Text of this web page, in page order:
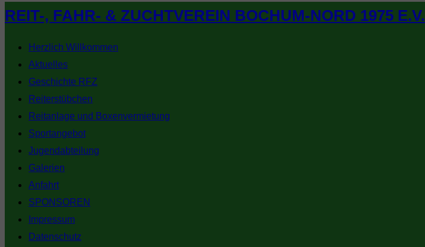
Zum
Inhalt
springen
REIT-, FAHR- & ZUCHTVEREIN BOCHUM-NORD 1975 E.V.
Herzlich Willkommen
Aktuelles
Geschichte RFZ
Reiterstübchen
Reitanlage und Boxenvermietung
Sportangebot
Jugendabteilung
Galerien
Anfahrt
SPONSOREN
Impressum
Datenschutz